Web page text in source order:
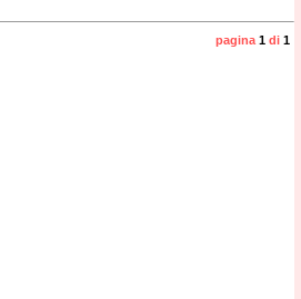
pagina1 di1